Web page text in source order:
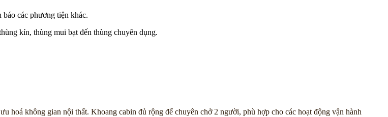
báo các phương tiện khác.
kín, thùng mui bạt đến thùng chuyên dụng.
hoá không gian nội thất. Khoang cabin đủ rộng để chuyên chở 2 người, phù hợp cho các hoạt động vận hành